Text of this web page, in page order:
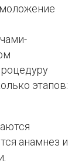
этапов:
анамнез и